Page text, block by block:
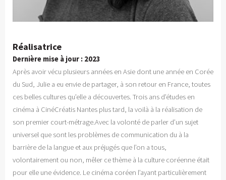
Réalisatrice
Dernière mise à jour : 2023
Après avoir vécu plusieurs années en Asie dont une année en Corée
du Sud, Julie a eu envie de partager, à son retour en France, toutes
ces belles cultures qu’elle a découvertes. Trois ans d’études en
cinéma à CinéCréatis Nantes plus tard, la voilà à la réalisation de
son premier court-métrage.Avec la volonté de parler d’un sujet
universel que sont les problèmes de communication du à la
barrière de la langue et aux préjugés que l’on a tous,
volontairement ou non, mêler ce thème à la culture coréenne était
pour elle une évidence. Le cinéma coréen l’ayant particulièrement